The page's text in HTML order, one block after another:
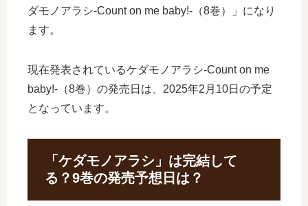
ダモノアラシ-Count on me baby!-（8巻）」になり
ます。
現在発表されているケダモノアラシ-Count on me
baby!-（8巻）の発売日は、2025年2月10日の予定
となっています。
「ケダモノアラシ」は完結して
る？9巻の発売予想日は？